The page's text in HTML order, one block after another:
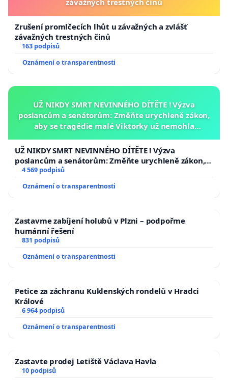
závažných trestných činů
Zrušení promlčecích lhůt u závažných a zvlášť
závažných trestných činů
163 podpisů
Oznámení o transparentnosti
UŽ NIKDY SMRT NEVINNÉHO DÍTĚTE ! Výzva
poslancům a senátorům: Změňte urychleně zákon,
aby se tragédie malé Viktorky už nemohla
UŽ NIKDY SMRT NEVINNÉHO DÍTĚTE ! Výzva
poslancům a senátorům: Změňte urychleně zákon,
aby se tragédie malé Viktorky už nemohla opakovat!
4 569 podpisů
Oznámení o transparentnosti
Zastavme zabíjení holubů v Plzni – podpořme
humánní řešení
831 podpisů
Oznámení o transparentnosti
Petice za záchranu Kuklenských rondelů v Hradci
Králové
6 964 podpisů
Oznámení o transparentnosti
Zastavte prodej Letiště Václava Havla
10 podpisů